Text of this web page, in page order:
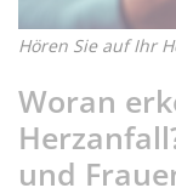
Hören Sie auf Ihr
Woran
und